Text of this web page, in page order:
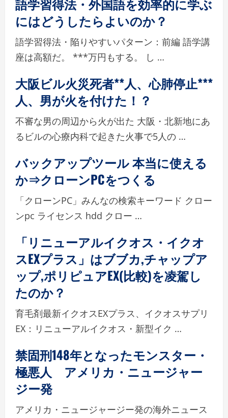
語学習得法・外国語を効率的に学ぶ
にはどうしたらよいのか？
語学習得法・陥りやすいパターン：前編 語学講
座は高額だ。 ***万円もする。 し …
大阪ビル火災死者**人、心肺停止***
人、男が火を付けた！？
不審な男の周辺から火が出た 大阪・北新地にあ
るビルの心療内科で起きた火事で5人の …
バックアップツール 本当に使える
か⇒クローンPCをつくる
「クローンPC」みんなの検索キーワード クロー
ンpc ライセンス hdd クロー …
「リニューアルイクオス・イクオ
スEXプラス」はブブカ,チャップア
ップ,ポリピュアEX(比較)を凌駕し
たのか？
育毛剤最新イクオスEXプラス、イクオスサプリ
EX：リニューアルイクオス・新型イク …
禁固刑148年となったモンスター・
極悪人 アメリカ・ニュージャー
ジー発
アメリカ・ニュージャージー発の海外ニュース